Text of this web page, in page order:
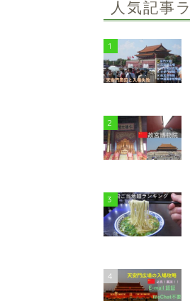
人気記事
1
2
3
4